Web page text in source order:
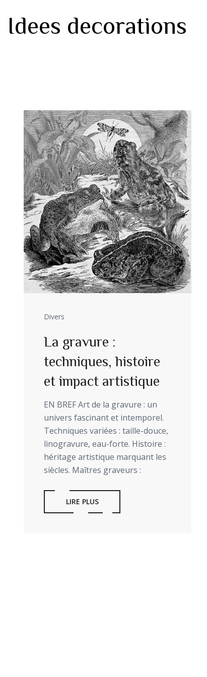
Idees decorations
Divers
La gravure :
techniques, histoire
et impact artistique
EN BREF Art de la gravure : un
univers fascinant et intemporel.
Techniques variées : taille-douce,
linogravure, eau-forte. Histoire :
héritage artistique marquant les
siècles. Maîtres graveurs :
LIRE PLUS